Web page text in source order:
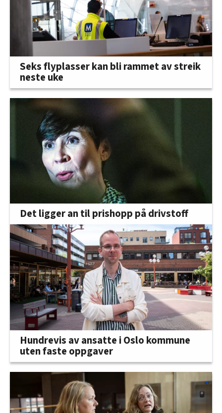
Seks flyplasser kan bli rammet av streik
neste uke
Det ligger an til prishopp på drivstoff
Hundrevis av ansatte i Oslo kommune
uten faste oppgaver